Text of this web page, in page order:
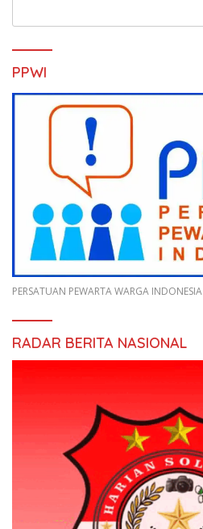
PPWI
PERSATUAN PEWARTA WARGA INDONESIA
RADAR BERITA NASIONAL